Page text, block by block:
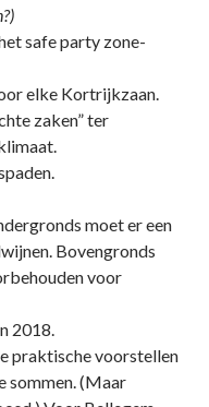
safe party zone-
elke Kortrijkzaan.
zaken” ter
moet er een
Bovengronds
voor
2018.
praktische voorstellen
sommen. (Maar